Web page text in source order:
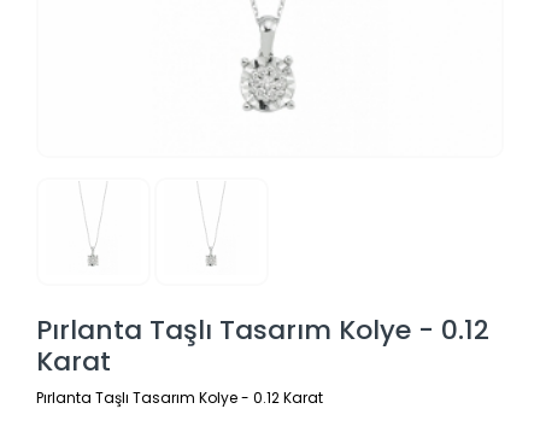
Pırlanta Taşlı Tasarım Kolye - 0.12
Karat
Pırlanta Taşlı Tasarım Kolye - 0.12 Karat